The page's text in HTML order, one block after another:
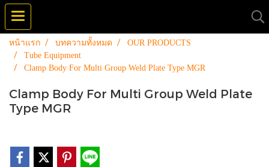
หน้าแรก บทความทั้งหมด
OUR PRODUCTS
Tube Equipment
Clamp Body For Multi Group Weld Plate Type MGR
Clamp Body For Multi Group Weld Plate
Type MGR